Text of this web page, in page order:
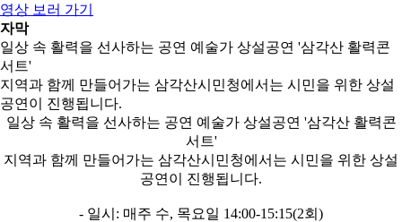
영상 보러 가기
자막
일상 속 활력을 선사하는 공연 예술가 상설공연 '삼각산 활력콘
서트'
지역과 함께 만들어가는 삼각산시민청에서는 시민을 위한 상설
공연이 진행됩니다.
일상 속 활력을 선사하는 공연 예술가 상설공연 '삼각산 활력콘
서트'
지역과 함께 만들어가는 삼각산시민청에서는 시민을 위한 상설
공연이 진행됩니다.
- 일시: 매주 수, 목요일 14:00-15:15(2회)